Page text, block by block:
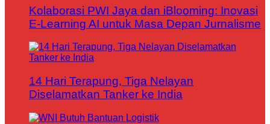
Kolaborasi PWI Jaya dan iBlooming: Inovasi
E-Learning AI untuk Masa Depan Jurnalisme
14 Hari Terapung, Tiga Nelayan
Diselamatkan Tanker ke India